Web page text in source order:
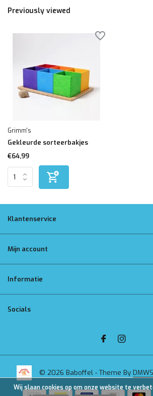
Previously viewed
Grimm's
Gekleurde sorteerbakjes
€64,99
Klantenservice
Mijn account
Informatie
Socials
© 2026 Baboffel - Theme By DMWS
Wij slaan cookies op om onze website te